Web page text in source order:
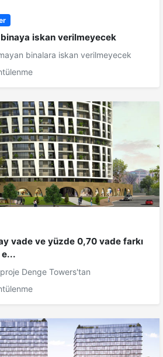
iskan verilmeyecek
binalara iskan verilmeyecek
ay vade ve yüzde 0,70 vade farkı
e...
Denge Towers'tan